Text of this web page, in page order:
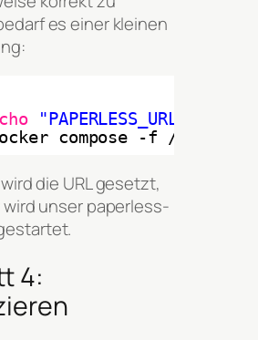
es einer kleinen
"PAPERLESS_URL=
compose -f
/home/
die URL gesetzt,
wird unser paperless-
4: